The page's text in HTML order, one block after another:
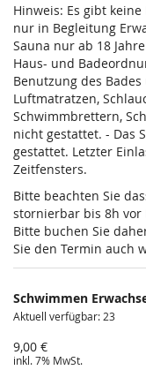
Hinweis: Es gibt
nur in Begleitung
Sauna nur ab 18
Haus- und
Benutzung des
Luftmatratzen,
Schwimmbrettern,
nicht gestattet. - Das
gestattet. Letzter
Zeitfensters.
Bitte beachten Sie
stornierbar bis 8h vor
Bitte buchen Sie
Sie den Termin auch
Schwimmen
Aktuell verfügbar: 23
9,00 €
inkl. 7% MwSt.